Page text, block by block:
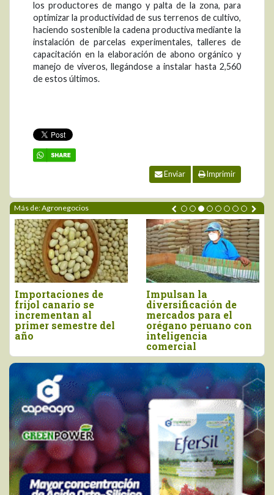
los productores de mango y palta de la zona, para
optimizar la productividad de sus terrenos de cultivo,
haciendo sostenible la cadena productiva mediante la
instalación de parcelas experimentales, talleres de
capacitación en la elaboración de abono orgánico y
manejo de viveros, llegándose a instalar hasta 2,560
de estos últimos.
Enviar Imprimir
Más de: Agronegocios
de
se
al
semestre del
Impulsan la
diversificación de
mercados para el
orégano peruano con
inteligencia
comercial
y junio